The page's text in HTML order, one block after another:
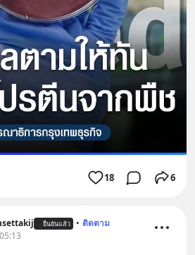
18 6
ยืนยันแล้ว • ติดตาม